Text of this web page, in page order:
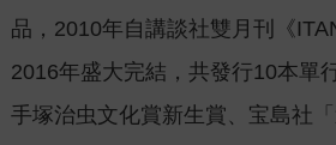
品，2010年自講談社雙月刊《
2016年盛大完結，共發行10本單
手塚治虫文化賞新生賞、宝島社